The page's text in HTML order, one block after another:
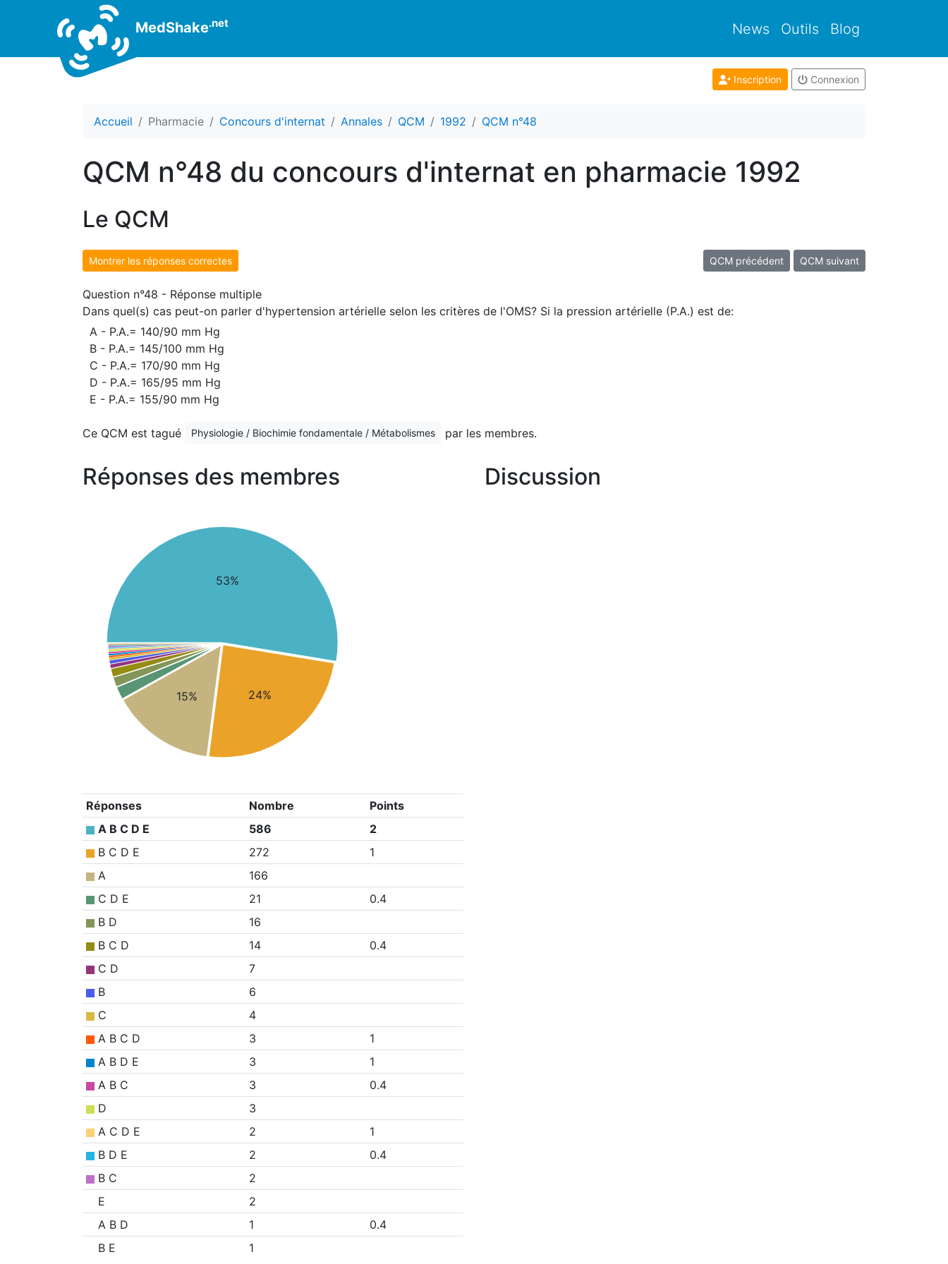
MedShake.net News Outils Blog
Inscription Connexion
Accueil Pharmacie Concours d'internat Annales QCM 1992 QCM n°48
QCM n°48 du concours d'internat en pharmacie 1992
Le QCM
Montrer les réponses correctes QCM précédent QCM suivant
Question n°48 - Réponse multiple
Dans quel(s) cas peut-on parler d'hypertension artérielle selon les critères de l'OMS? Si la pression artérielle (P.A.) est de:
A - P.A.= 140/90 mm Hg
B - P.A.= 145/100 mm Hg
C - P.A.= 170/90 mm Hg
D - P.A.= 165/95 mm Hg
E - P.A.= 155/90 mm Hg
Ce QCM est tagué Physiologie / Biochimie fondamentale / Métabolismes par les membres.
Réponses des membres
53%
24%
15%
Réponses Nombre
Points
A B C D E
586
2
B C D E
272
1
A
166
C D E
21
0.4
B D
16
B C D
14
0.4
C D
7
B
6
C
4
A B C D
3
1
A B D E
3
1
A B C
3
0.4
D
3
A C D E
2
1
B D E
2
0.4
B C
2
E
2
A B D
1
0.4
B E
1
Discussion